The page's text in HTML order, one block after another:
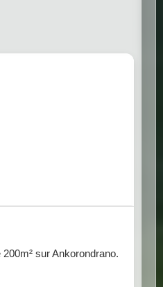
sur Ankorondrano.